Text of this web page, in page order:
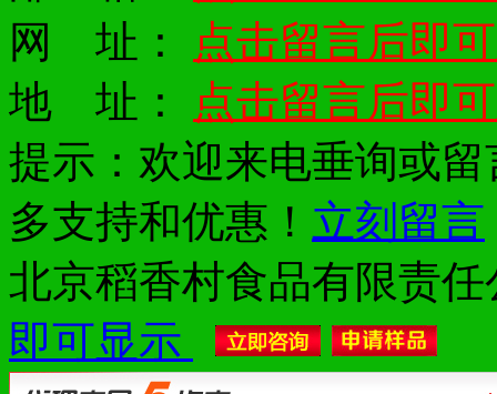
网 址：
点击留言后即
地 址：
点击留言后即
提示：欢迎来电垂询或
多支持和优惠！ 立刻留言
北京稻香村食品有限责
即可显示